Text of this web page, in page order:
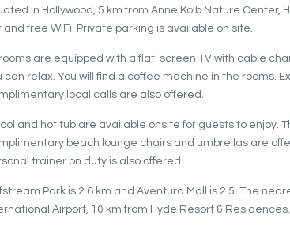
in Hollywood, 5 km from Anne Kolb Nature
and free WiFi. Private parking is available on site.
are equipped with a flat-screen TV with cable
can relax. You will find a coffee machine in the rooms.
local calls are also offered.
and hot tub are available onsite for guests to enjoy.
beach lounge chairs and umbrellas are
trainer on duty is also offered.
Park is 2.6 km and Aventura Mall is 2.5. The
Airport, 10 km from Hyde Resort & Residences.